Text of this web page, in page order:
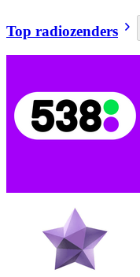
Top radiozenders